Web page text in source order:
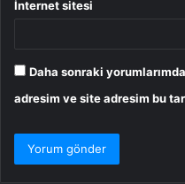
İnternet sitesi
Daha sonraki
adresim ve site adresim bu